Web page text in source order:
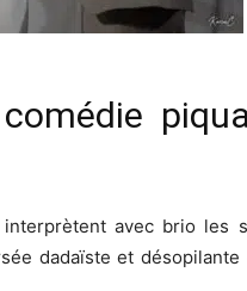
avec brio les
dadaïste et désopilante